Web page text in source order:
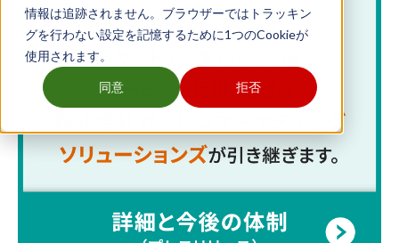
情報は追跡されません。ブラウザーではトラッキン
グを行わない設定を記憶するために1つのCookieが
使用されます。
同意 拒否